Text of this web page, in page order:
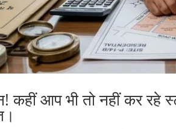
कहीं आप भी तो नहीं कर रहे